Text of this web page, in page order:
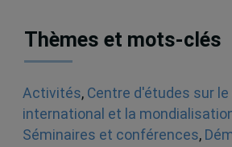
Thèmes et mots-clés
Activités, Centre d'études sur
international et la
Séminaires et conférences,